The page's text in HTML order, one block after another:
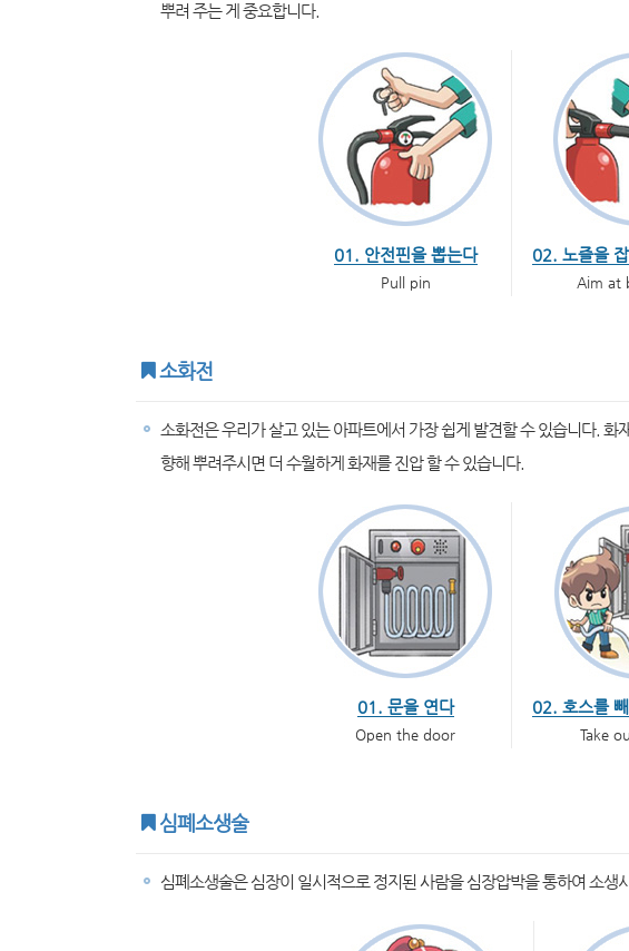
뿌려 주는 게 중요합니다.
01. 안전핀을 뽑는다
Pull pin
02. 노즐을
Aim at
소화전
소화전은 우리가 살고 있는 아파트에서 가장 쉽게 발견할 수 있습니다.
향해 뿌려주시면 더 수월하게 화재를 진압 할 수 있습니다.
01. 문을 연다
Open the door
02. 호스를
Take
심폐소생술
심폐소생술은 심장이 일시적으로 정지된 사람을 심장압박을 통하여 소